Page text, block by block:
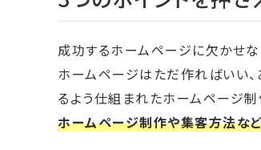
成功するホームページに欠かせな
ホームページはただ作ればいい
るよう仕組まれたホームページ制
ホームページ制作や集客方法な